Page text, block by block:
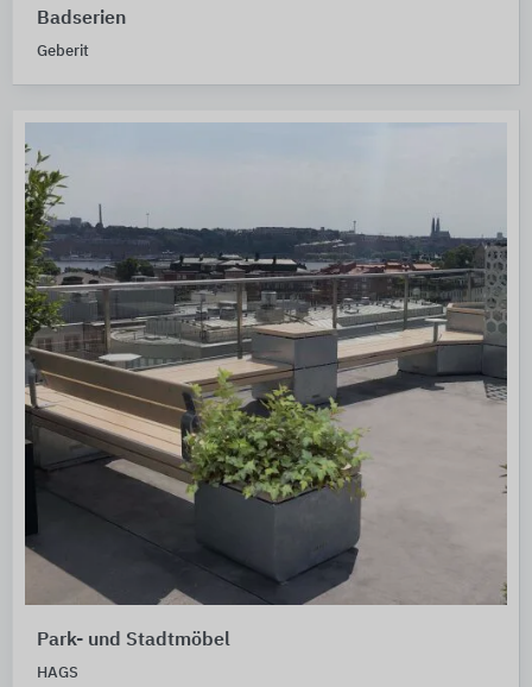
Badserien
Geberit
Park- und Stadtmöbel
HAGS